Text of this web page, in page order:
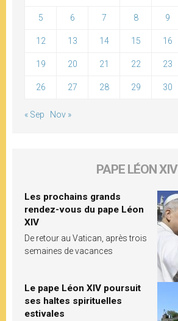
5 6 7 8 9
12 13 14 15 16
19 20 21 22 23
26 27 28 29 30
« Sep Nov »
PAPE LÉON XIV
Les prochains grands
rendez-vous du pape Léon
XIV
De retour au Vatican, après trois
semaines de vacances
Le pape Léon XIV poursuit
ses haltes spirituelles
estivales